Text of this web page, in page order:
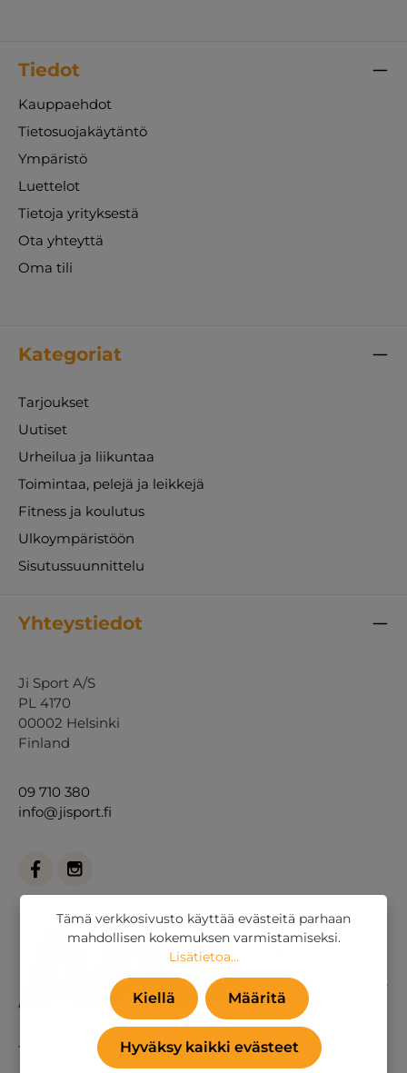
Tiedot
Kauppaehdot
Tietosuojakäytäntö
Ympäristö
Luettelot
Tietoja yrityksestä
Ota yhteyttä
Oma tili
Kategoriat
Tarjoukset
Uutiset
Urheilua ja liikuntaa
Toimintaa, pelejä ja leikkejä
Fitness ja koulutus
Ulkoympäristöön
Sisutussuunnittelu
Yhteystiedot
Ji Sport A/S
PL 4170
00002 Helsinki
Finland
09 710 380
info@jisport.fi
Tai yhteydenottolomakkeella.
Tämä verkkosivusto käyttää evästeitä parhaan
mahdollisen kokemuksen varmistamiseksi.
Lisätietoa...
Kiellä Määritä
Hyväksy kaikki evästeet